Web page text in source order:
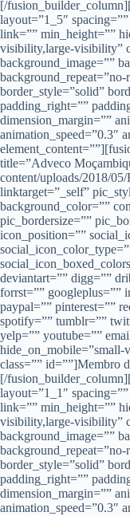
[/
layout=”1_5″
link=”” min_height=””
visibility,large-visibility”
background_image=””
border_style=”solid”
padding_right=””
dimension_margin=””
animation_speed=”0.3″
title=”Adveco
content/uploads/2018/
linktarget=”_self”
background_color=””
pic_bordersize=””
icon_position=””
deviantart=”” digg=””
forrst=”” googleplus=””
paypal=”” pinterest=””
spotify=”” tumblr=””
yelp=”” youtube=””
class=”” id=””]Membro
[/
layout=”1_1″
link=”” min_height=””
visibility,large-visibility”
background_image=””
border_style=”solid”
padding_right=””
dimension_margin=””
animation_speed=”0.3″